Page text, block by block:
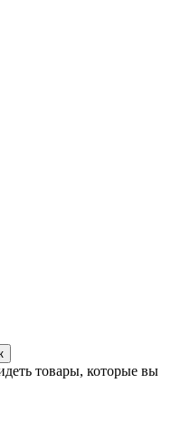
товары, которые вы